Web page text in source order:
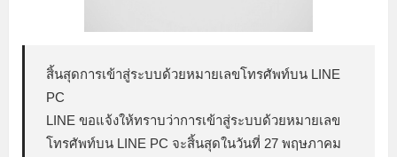
สิ้นสุดการเข้าสู่ระบบด้วยหมายเลขโทรศัพท์บน LINE
PC
LINE ขอแจ้งให้ทราบว่าการเข้าสู่ระบบด้วยหมายเลข
โทรศัพท์บน LINE PC จะสิ้นสุดในวันที่ 27 พฤษภาคม